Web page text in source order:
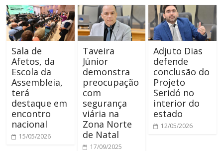
Sala de
Afetos, da
Escola da
Assembleia,
terá
destaque em
encontro
nacional
15/05/2026
Taveira
Júnior
demonstra
preocupação
com
segurança
viária na
Zona Norte
de Natal
17/09/2025
Adjuto Dias
defende
conclusão do
Projeto
Seridó no
interior do
estado
12/05/2026